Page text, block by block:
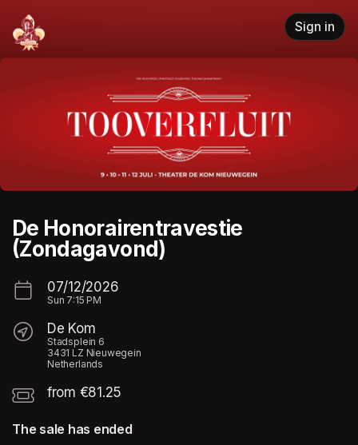
Sign in
De Honorairentravestie
(Zondagavond)
07/12/2026
Sun 7:15 PM
De Kom
Stadsplein 6
3431 LZ Nieuwegein
Netherlands
from €81.25
The sale has ended